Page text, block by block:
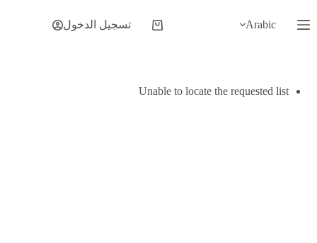
إلى
المحتوى
Arabic
عربة
تسجيل الدخول
Unable to locate the requested list